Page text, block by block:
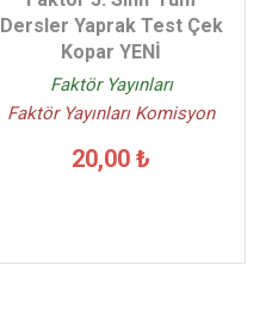
Dersler Yaprak Test Çek
Kopar YENİ
Faktör Yayınları
Faktör Yayınları Komisyon
20,00 ₺